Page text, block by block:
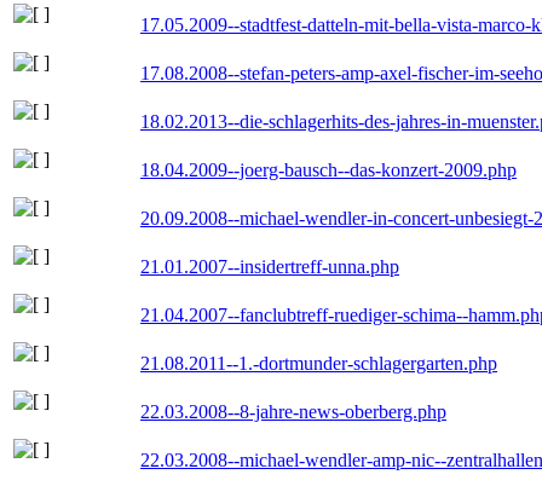
17.05.2009--stadtfest-datteln-mit-bella-vista-marco-
17.08.2008--stefan-peters-amp-axel-fischer-im-
18.02.2013--die-schlagerhits-des-jahres-in-
18.04.2009--joerg-bausch--das-konzert-2009.php
20.09.2008--michael-wendler-in-concert-unbesiegt-
21.01.2007--insidertreff-unna.php
21.04.2007--fanclubtreff-ruediger-schima--
21.08.2011--1.-dortmunder-schlagergarten.php
22.03.2008--8-jahre-news-oberberg.php
22.03.2008--michael-wendler-amp-nic--